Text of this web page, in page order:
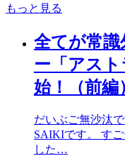
もっと見る
全てが常
ー「アス
始！（前編
だいぶご無沙汰
SAIKIです。 す
した…